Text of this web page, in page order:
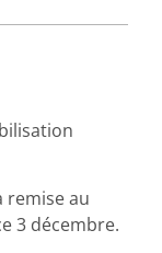
remise au
3 décembre.